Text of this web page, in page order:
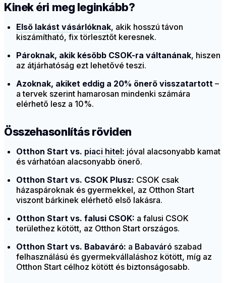
Kinek éri meg leginkább?
Első lakást vásárlóknak, akik hosszú távon
kiszámítható, fix törlesztőt keresnek.
Pároknak, akik később CSOK-ra váltanának, hiszen
az átjárhatóság ezt lehetővé teszi.
Azoknak, akiket eddig a 20% önerő visszatartott –
a tervek szerint hamarosan mindenki számára
elérhető lesz a 10%.
Összehasonlítás röviden
Otthon Start vs. piaci hitel: jóval alacsonyabb kamat
és várhatóan alacsonyabb önerő.
Otthon Start vs. CSOK Plusz: CSOK csak
házaspároknak és gyermekkel, az Otthon Start
viszont bárkinek elérhető első lakásra.
Otthon Start vs. falusi CSOK: a falusi CSOK
területhez kötött, az Otthon Start országos.
Otthon Start vs. Babaváró: a Babaváró szabad
felhasználású és gyermekvállaláshoz kötött, míg az
Otthon Start célhoz kötött és biztonságosabb.